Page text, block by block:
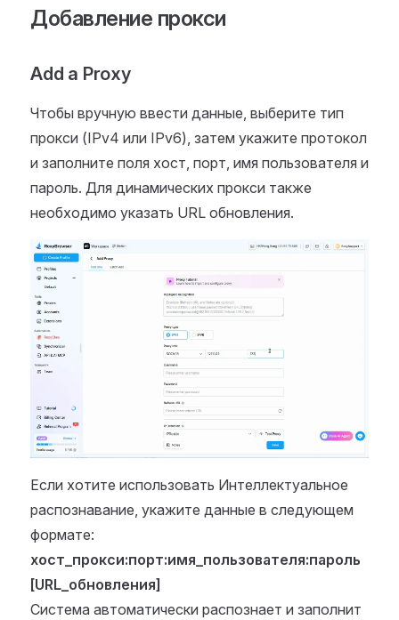
Добавление прокси
Add a Proxy
Чтобы вручную ввести данные, выберите тип
прокси (IPv4 или IPv6), затем укажите протокол
и заполните поля хост, порт, имя пользователя и
пароль. Для динамических прокси также
необходимо указать URL обновления.
Если хотите использовать Интеллектуальное
распознавание, укажите данные в следующем
формате:
хост_прокси:порт:имя_пользователя:пароль
[URL_обновления]
Система автоматически распознает и заполнит